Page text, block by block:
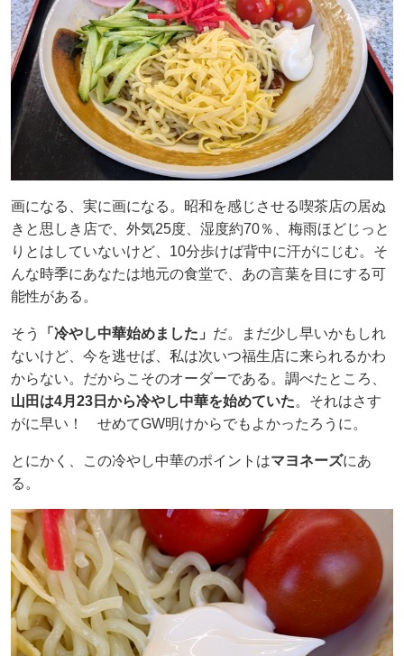
画になる、実に画になる。昭和を感じさせる喫茶店の居ぬ
きと思しき店で、外気25度、湿度約70％、梅雨ほどじっと
りとはしていないけど、10分歩けば背中に汗がにじむ。そ
んな時季にあなたは地元の食堂で、あの言葉を目にする可
能性がある。
そう 「冷やし中華始めました」 だ。まだ少し早いかもしれ
ないけど、今を逃せば、私は次いつ福生店に来られるかわ
からない。だからこそのオーダーである。調べたところ、
山田は4月23日から冷やし中華を始めていた。それはさす
がに早い！ せめてGW明けからでもよかったろうに。
とにかく、この冷やし中華のポイントはマヨネーズにあ
る。